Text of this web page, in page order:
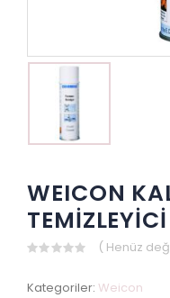
WEICON
of
( Henüz
Kategoriler: Weicon